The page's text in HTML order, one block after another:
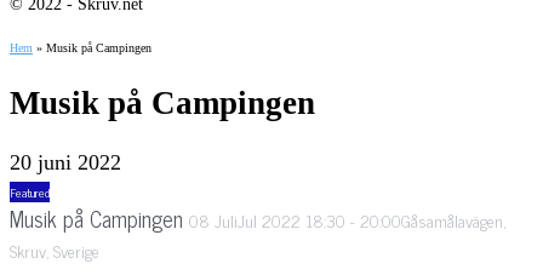
© 2022 - Skruv.net
Hem » Musik på Campingen
Musik på Campingen
20 juni 2022
Featured
Musik på Campingen 08 JuliJul 2022 18:30 -20:00Gåsamålavägen,
Skruv, Sverige